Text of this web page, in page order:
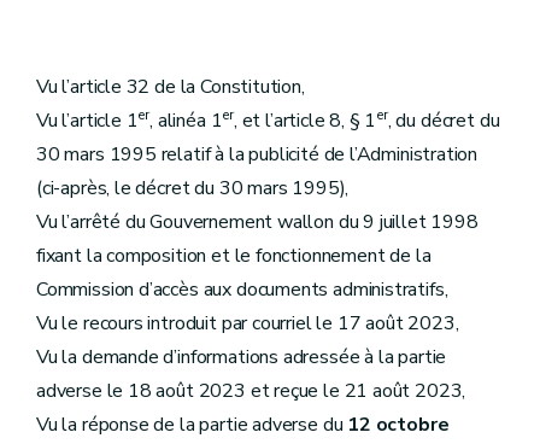
Vu l’article 32 de la Constitution,
Vu l’article 1er, alinéa 1er, et l’article 8, § 1er, du décret du
30 mars 1995 relatif à la publicité de l’Administration
(ci-après, le décret du 30 mars 1995),
Vu l’arrêté du Gouvernement wallon du 9 juillet 1998
fixant la composition et le fonctionnement de la
Commission d’accès aux documents administratifs,
Vu le recours introduit par courriel le 17 août 2023,
Vu la demande d’informations adressée à la partie
adverse le 18 août 2023 et reçue le 21 août 2023,
Vu la réponse de la partie adverse du 12 octobre